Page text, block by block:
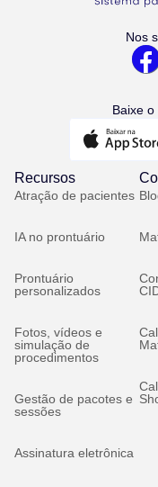
Nos
Baixe
Recursos
Atração de pacientes
IA no prontuário
Prontuário
personalizados
Fotos, vídeos e
simulação de
procedimentos
Gestão de pacotes e
sessões
Assinatura eletrônica